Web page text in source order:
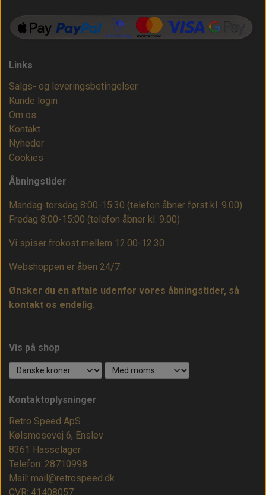
Links
Salgs- og leveringsbetingelser
Kunde login
Om os
Kontakt
Nyheder
Cookies
Åbningstider
Mandag-torsdag 8:00-15:30 (telefon åbner først kl. 9.00)
Fredag 8:00-15:00 (telefon åbner kl. 9.00)
Vi spiser frokost mellem 12.00-12.30.
Webshoppen er åben 24/7.
Ønsker du en aftale udenfor vores åbningstider, så
kontakt os endelig.
Vis på shop
Kontaktoplysninger
Retro Speed ApS
Kølsmosevej 6, Enslev
8361 Hasselager
Telefon: 28710998
Mail: mail@retrospeed.dk
CVR: 41408057